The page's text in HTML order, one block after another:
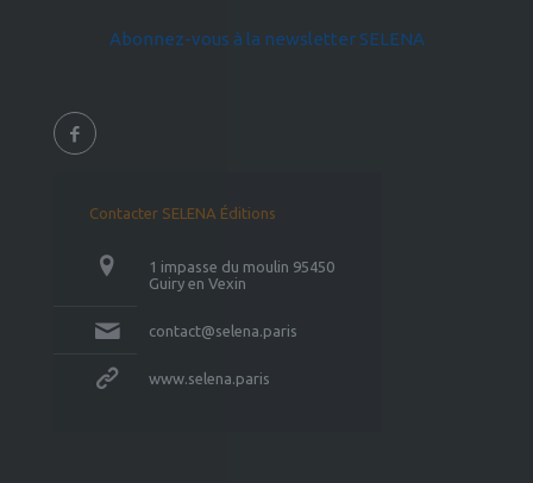
Abonnez-vous à la newsletter SELENA
Contacter SELENA Éditions
1 impasse du moulin 95450
Guiry en Vexin
contact@selena.paris
www.selena.paris